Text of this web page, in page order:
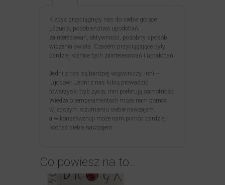
Kiedyś przyciągnęły nas do siebie gorące
uczucia, podobieństwo upodobań,
zainteresowań, aktywności, podobny sposób
widzenia świata. Czasem przyciągające były
bardziej różnice tych zainteresowań i upodobań.
Jedni z nas są bardziej wojowniczy, inni –
ugodowi. Jedni z nas lubią prowadzić
towarzyski tryb życia, inni preferują samotność.
Wiedza o temperamentach może nam pomóc
w lepszym rozumieniu siebie nawzajem,
a w konsekwencji może nam pomóc bardziej
kochać siebie nawzajem.
Co powiesz na to…